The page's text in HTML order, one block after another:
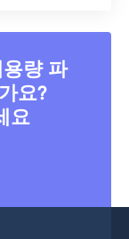
량 파
요?
요